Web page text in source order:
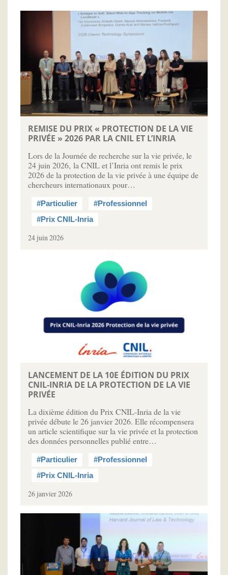
REMISE DU PRIX « PROTECTION DE LA VIE
PRIVÉE » 2026 PAR LA CNIL ET L’INRIA
Lors de la Journée de recherche sur la vie privée, le
24 juin 2026, la CNIL et l’Inria ont remis le prix
2026 de la protection de la vie privée à une équipe de
chercheurs internationaux pour…
#Particulier
#Professionnel
#Prix CNIL-Inria
24 juin 2026
LANCEMENT DE LA 10E ÉDITION DU PRIX
CNIL-INRIA DE LA PROTECTION DE LA VIE
PRIVÉE
La dixième édition du Prix CNIL-Inria de la vie
privée débute le 26 janvier 2026. Elle récompensera
un article scientifique sur la vie privée et la protection
des données personnelles publié entre…
#Particulier
#Professionnel
#Prix CNIL-Inria
26 janvier 2026